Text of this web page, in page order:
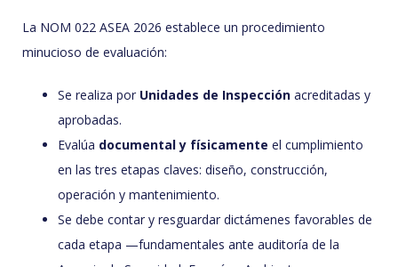
La NOM 022 ASEA 2026 establece un procedimiento
minucioso de evaluación:
Se realiza por Unidades de Inspección acreditadas y
aprobadas.
Evalúa documental y físicamente el cumplimiento
en las tres etapas claves: diseño, construcción,
operación y mantenimiento.
Se debe contar y resguardar dictámenes favorables de
cada etapa —fundamentales ante auditoría de la